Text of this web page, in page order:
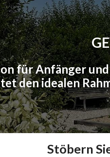
für Anfänger
den idealen
Stöbern